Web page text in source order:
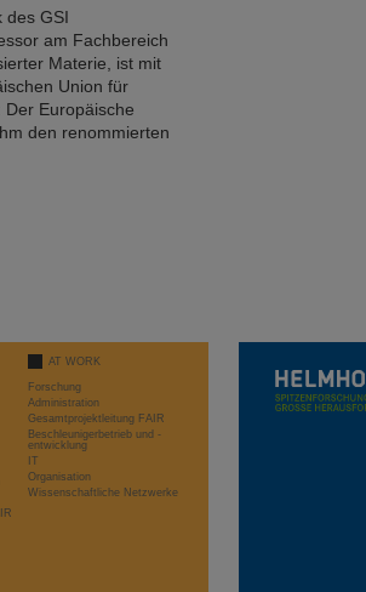
des GSI
am Fachbereich
Materie, ist mit
Union für
Europäische
den renommierten
AT WORK
Forschung
Administration
Gesamtprojektleitung FAIR
Beschleunigerbetrieb und -
entwicklung
IT
Organisation
Wissenschaftliche Netzwerke